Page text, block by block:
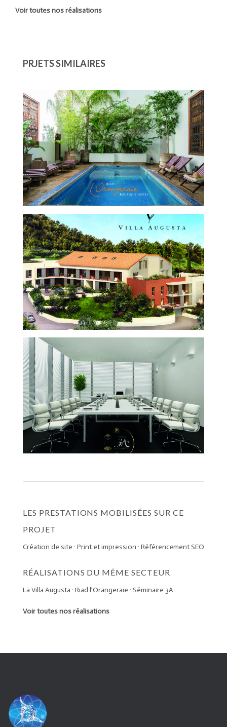
Voir toutes nos réalisations
PRJETS SIMILAIRES
RIAD L’ORANGERAIE
TOURISME ET HÔTELLERIE
LA VILLA AUGUSTA
TOURISME ET HÔTELLERIE
SÉMINAIRE 3A
TOURISME ET HÔTELLERIE
LES PRESTATIONS MOBILISÉES SUR CE
PROJET
Création de site · Print et impression · Référencement SEO
RÉALISATIONS DU MÊME SECTEUR
La Villa Augusta · Riad l’Orangeraie · Séminaire 3A
Voir toutes nos réalisations